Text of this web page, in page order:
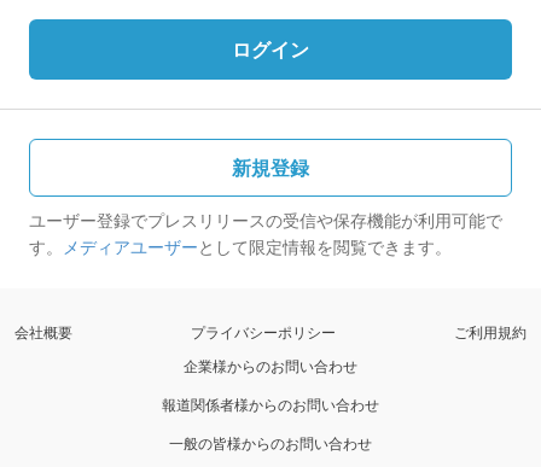
ログイン
新規登録
ユーザー登録でプレスリリースの受信や保存機能が利用可能で
す。 メディアユーザーとして限定情報を閲覧できます。
会社概要 プライバシーポリシー
ご利用規約
企業様からのお問い合わせ
報道関係者様からのお問い合わせ
一般の皆様からのお問い合わせ